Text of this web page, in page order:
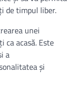
de timpul liber.
unei
ca acasă. Este
a
și